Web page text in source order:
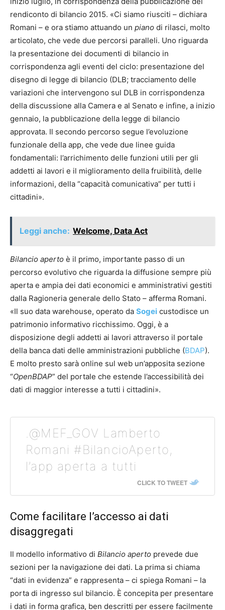
rendiconto di bilancio 2015. «Ci siamo riusciti – dichiara
Romani – e ora stiamo attuando un piano di rilasci, molto
articolato, che vede due percorsi paralleli. Uno riguarda
la presentazione dei documenti di bilancio in
corrispondenza agli eventi del ciclo: presentazione del
disegno di legge di bilancio (DLB; tracciamento delle
variazioni che intervengono sul DLB in corrispondenza
della discussione alla Camera e al Senato e infine, a inizio
gennaio, la pubblicazione della legge di bilancio
approvata. Il secondo percorso segue l’evoluzione
funzionale della app, che vede due linee guida
fondamentali: l’arrichimento delle funzioni utili per gli
addetti ai lavori e il miglioramento della fruibilità, delle
informazioni, della “capacità comunicativa” per tutti i
cittadini».
Leggi anche: Welcome, Data Act
Bilancio aperto è il primo, importante passo di un
percorso evolutivo che riguarda la diffusione sempre più
aperta e ampia dei dati economici e amministrativi gestiti
dalla Ragioneria generale dello Stato – afferma Romani.
«Il suo data warehouse, operato da Sogei custodisce un
patrimonio informativo ricchissimo. Oggi, è a
disposizione degli addetti ai lavori attraverso il portale
della banca dati delle amministrazioni pubbliche (BDAP).
E molto presto sarà online sul web un’apposita sezione
“OpenBDAP” del portale che estende l’accessibilità dei
dati di maggior interesse a tutti i cittadini».
.@MEF_GOV Lamberto
Romani #BilancioAperto,
l’app aperta a tutti
CLICK TO TWEET
Come facilitare l’accesso ai dati
disaggregati
Il modello informativo di Bilancio aperto prevede due
sezioni per la navigazione dei dati. La prima si chiama
“dati in evidenza” e rappresenta – ci spiega Romani – la
porta di ingresso sul bilancio. È concepita per presentare
i dati in forma grafica, ben descritti per essere facilmente